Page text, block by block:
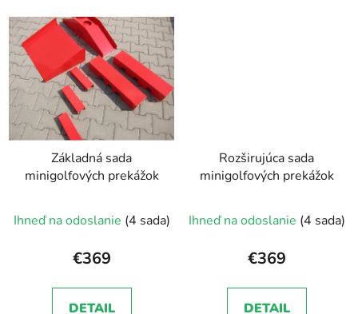
Základná sada
minigolfových prekážok
Ihneď na odoslanie (4 sada)
€369
DETAIL
Rozširujúca sada
minigolfových prekážok
Ihneď na odoslanie (4 sada)
€369
DETAIL